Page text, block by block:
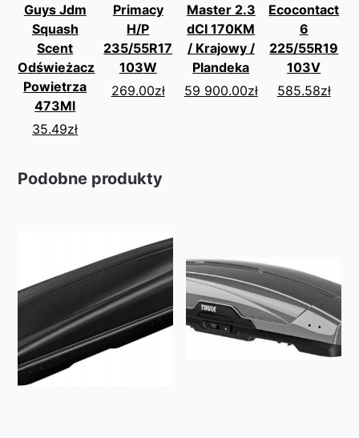
Guys Jdm
Squash
Scent
Odświeżacz
Powietrza
473Ml
35.49zł
Primacy
H/P
235/55R17
103W
269.00zł
Master 2.3
dCI 170KM
/ Krajowy /
Plandeka
59 900.00zł
Ecocontact
6
225/55R19
103V
585.58zł
Podobne produkty